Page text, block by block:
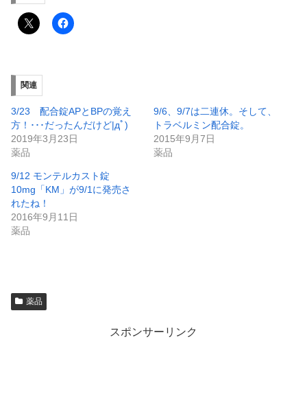
関連
3/23 配合錠APとBPの覚え
方！･･･だったんだけど|дﾟ)
2019年3月23日
薬品
9/6、9/7は二連休。そして、
トラベルミン配合錠。
2015年9月7日
薬品
9/12 モンテルカスト錠
10mg「KM」が9/1に発売さ
れたね！
2016年9月11日
薬品
薬品
スポンサーリンク